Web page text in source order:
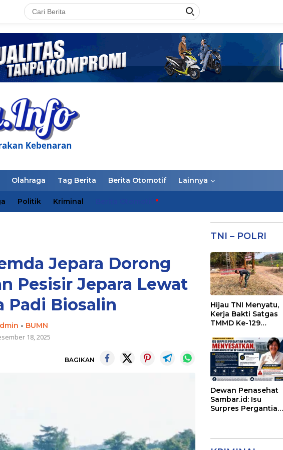
Olahraga Tag Berita Berita Otomotif Lainnya
Politik Kriminal
Jepara Dorong
Pesisir Jepara Lewat
Padi Biosalin
- BUMN
18, 2025
BAGIKAN
TNI – POLRI
Hijau TNI Menyatu,
Kerja Bakti Satgas
TMMD Ke-129
Dewan Penasehat
Sambar.id: Isu
Surpres Pergantian